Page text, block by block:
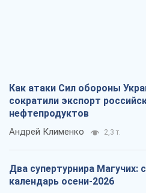
Как атаки Сил обороны
сократили экспорт
нефтепродуктов
Андрей Клименко 2,3 т.
Два супертурнира Магучих:
календарь осени-2026